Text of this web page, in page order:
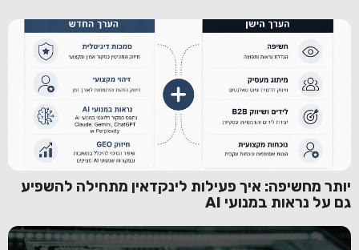
יותר מחשיפה: איך פעילות לינקדאין מתחילה להשפיע
גם על נראות במנועי AI